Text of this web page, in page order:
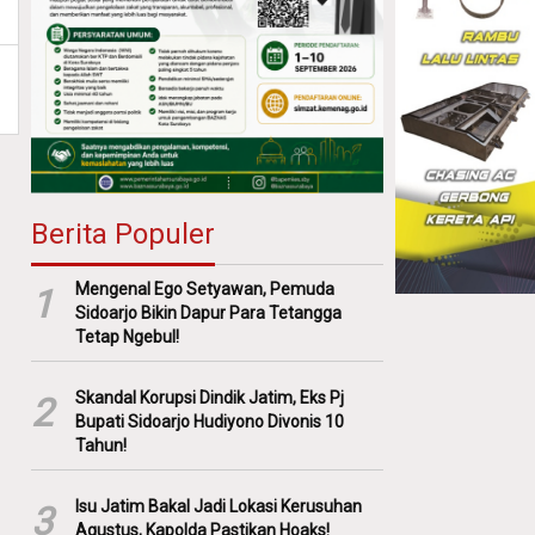
Berita Populer
1
Mengenal Ego Setyawan, Pemuda
Sidoarjo Bikin Dapur Para Tetangga
Tetap Ngebul!
2
Skandal Korupsi Dindik Jatim, Eks Pj
Bupati Sidoarjo Hudiyono Divonis 10
Tahun!
3
Isu Jatim Bakal Jadi Lokasi Kerusuhan
Agustus, Kapolda Pastikan Hoaks!